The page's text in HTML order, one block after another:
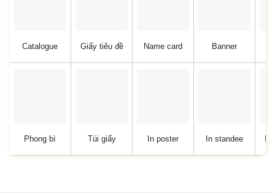
Catalogue Giấy tiêu đề Name card Banner
Phong bì Túi giấy In poster In standee